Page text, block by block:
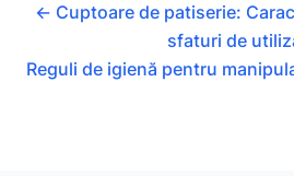
← Cuptoare de patiserie:
sfaturi de
Reguli de igienă pentru